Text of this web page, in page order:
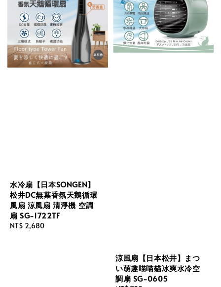
水冷扇【日本SONGEN】
松井DC無葉香氛天鵝循環
風扇 涼風扇 清淨機 空調
扇 SG-1722TF
Regular
NT$ 2,680
涼風扇【日本松井】まつ
い萌趣喵喵貓冰爽水冷空
調扇 SG-0605